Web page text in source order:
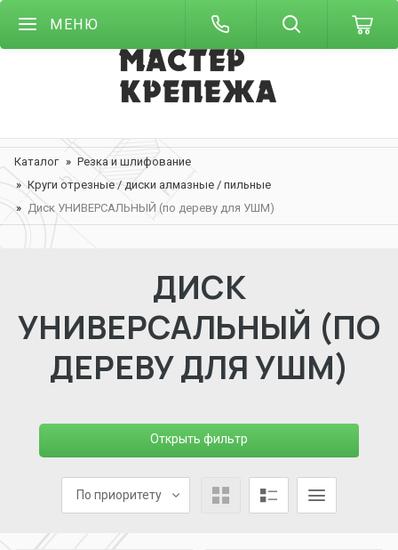
МЕНЮ
Каталог
Резка и шлифование
Круги отрезные / диски алмазные / пильные
Диск УНИВЕРСАЛЬНЫЙ (по дереву для УШМ)
ДИСК
УНИВЕРСАЛЬНЫЙ (ПО
ДЕРЕВУ ДЛЯ УШМ)
Открыть фильтр
По приоритету